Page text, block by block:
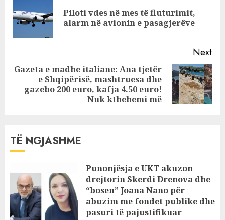
Reading
Piloti vdes në mes të fluturimit,
alarm në avionin e pasagjerëve
Next
post:
Gazeta e madhe italiane: Ana tjetër
e Shqipërisë, mashtruesa dhe
gazebo 200 euro, kafja 4.50 euro!
Nuk kthehemi më
TË NGJASHME
Punonjësja e UKT akuzon
drejtorin Skerdi Drenova dhe
“bosen” Joana Nano për
abuzim me fondet publike dhe
pasuri të pajustifikuar